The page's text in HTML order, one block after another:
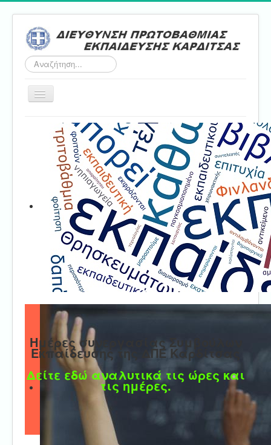
Αναζήτηση...
Εναλλαγή
Αρχική
Τμήμα Α'
Τμήμα Β'
Τμήμα Γ'
Τμήμα Δ'
Τμήμα E'
Επικοινωνία
Ημέρες συνεργασίας Συμβούλων
Εκπαίδευσης της ΔΠΕ Καρδίτσας
Δείτε εδώ αναλυτικά τις ώρες και
τις ημέρες.